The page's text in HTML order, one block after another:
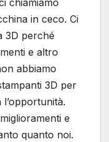
chiamiamo
in ceco. Ci
3D perché
e altro
abbiamo
3D per
e
quanto noi.